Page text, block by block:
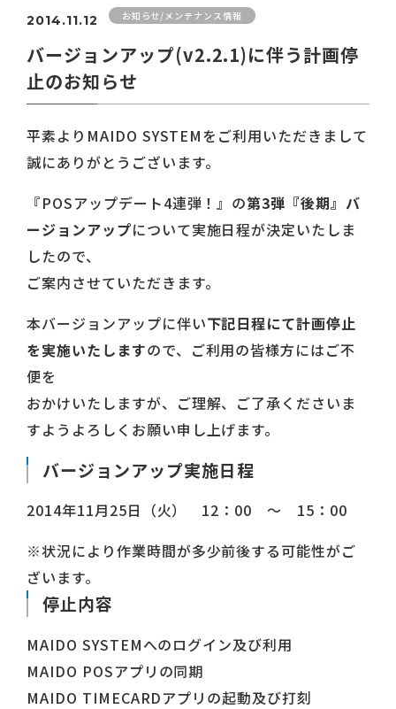
2014.11.12 お知らせ/メンテナンス情報
バージョンアップ(v2.2.1)に伴う計画停
止のお知らせ
平素よりMAIDO SYSTEMをご利用いただきまして
誠にありがとうございます。
『POSアップデート4連弾！』の第3弾『後期』バ
ージョンアップについて実施日程が決定いたしま
したので、
ご案内させていただきます。
本バージョンアップに伴い下記日程にて計画停止
を実施いたしますので、ご利用の皆様方にはご不
便を
おかけいたしますが、ご理解、ご了承くださいま
すようよろしくお願い申し上げます。
バージョンアップ実施日程
2014年11月25日（火） 12：00 ～ 15：00
※状況により作業時間が多少前後する可能性がご
ざいます。
停止内容
MAIDO SYSTEMへのログイン及び利用
MAIDO POSアプリの同期
MAIDO TIMECARDアプリの起動及び打刻